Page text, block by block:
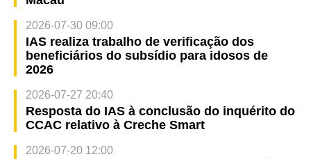
2026-07-30 09:00
IAS realiza trabalho de verificação dos
beneficiários do subsídio para idosos de
2026
2026-07-27 20:40
Resposta do IAS à conclusão do inquérito do
CCAC relativo à Creche Smart
2026-07-20 12:00